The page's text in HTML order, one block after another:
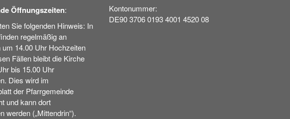
Öffnungszeiten:
Sie folgenden Hinweis: In
regelmäßig an
14.00 Uhr Hochzeiten
Fällen bleibt die Kirche
bis 15.00 Uhr
Dies wird im
der Pfarrgemeinde
und kann dort
werden („Mittendrin“).
Kontonummer:
DE90 3706 0193 4001 4520 08